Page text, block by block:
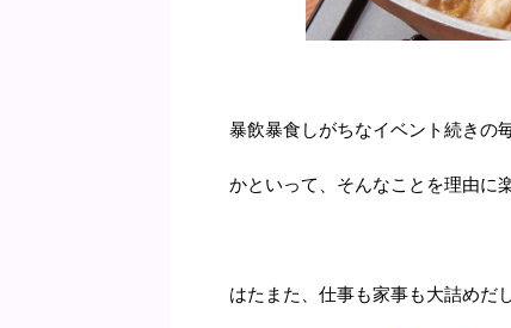
暴飲暴食しがちなイベント続きの
かといって、そんなことを理由に
はたまた、仕事も家事も大詰めだ